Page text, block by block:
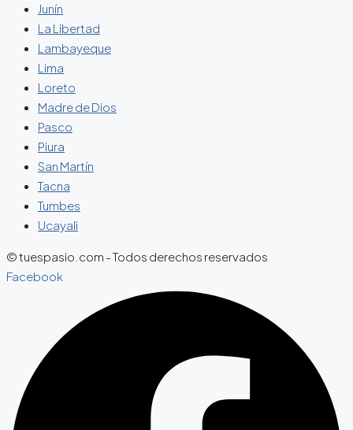
Junín
La Libertad
Lambayeque
Lima
Loreto
Madre de Dios
Pasco
Piura
San Martín
Tacna
Tumbes
Ucayali
© tuespasio.com - Todos derechos reservados
Facebook